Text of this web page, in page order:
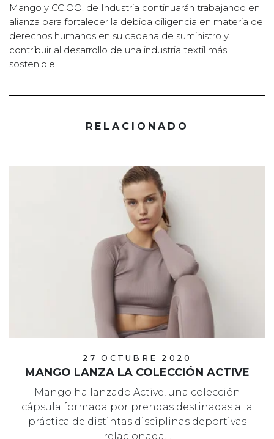
Mango y CC.OO. de Industria continuarán trabajando en
alianza para fortalecer la debida diligencia en materia de
derechos humanos en su cadena de suministro y
contribuir al desarrollo de una industria textil más
sostenible.
RELACIONADO
27 OCTUBRE 2020
MANGO LANZA LA COLECCIÓN ACTIVE
Mango ha lanzado Active, una colección
cápsula formada por prendas destinadas a la
práctica de distintas disciplinas deportivas
relacionada…